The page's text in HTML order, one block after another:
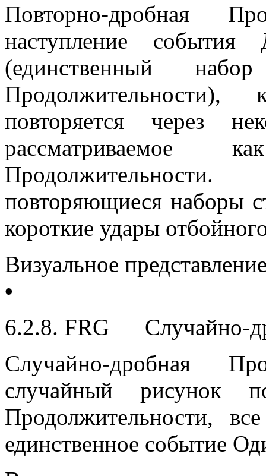
Повторно-дробная
наступление события
(единственный
повторяется через
рассматриваемое
повторяющиеся наборы
короткие удары
Визуальное
•
6.2.8. FRG Случайно-
Случайно-дробная
случайный рисунок
Продолжительности,
единственное событие